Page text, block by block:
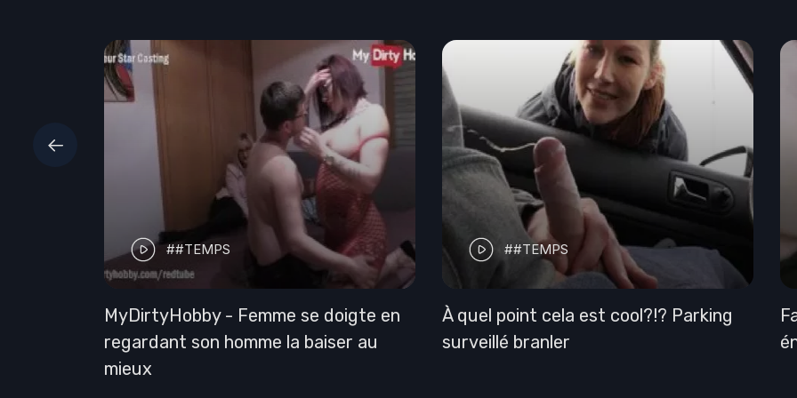
MYLF - Un homme marié coincé avec
son associée commerciale bien roulée
Kiara Edwards pendant le verrouillage
##TEMPS
C'était votre embarras - vos copines
regardent